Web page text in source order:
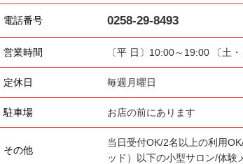
電話番号 0258-29-8493
営業時間 〔平 日〕10:00～19:00 〔土
定休日 毎週月曜日
駐車場 お店の前にあります
その他
当日受付OK/2名以上の利用
ッド）以下の小型サロン/体験